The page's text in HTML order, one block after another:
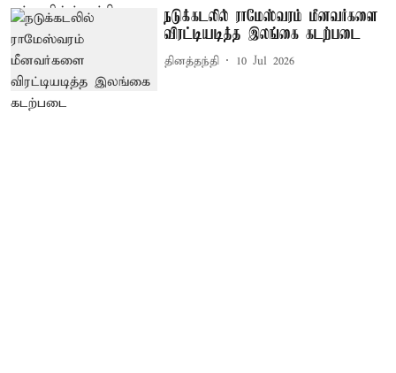
நடுக்கடலில் ராமேஸ்வரம் மீனவர்களை
விரட்டியடித்த இலங்கை கடற்படை
தினத்தந்தி 10 Jul 2026